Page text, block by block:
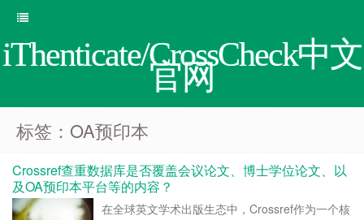
iThenticate/CrossCheck中文
官网
标签：OA预印本
Crossref查重数据库是否覆盖会议论文、博士学位论文、以
及OA预印本平台等的内容？
在全球英文学术出版生态中，Crossref作为一个核